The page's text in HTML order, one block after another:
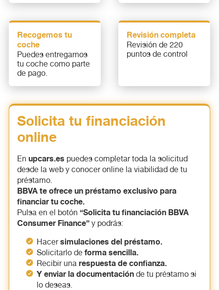
Recogemos tu
coche
Puedes entregarnos
tu coche como parte
de pago.
Revisión completa
Revisión de 220
puntos de control
Solicita tu financiación
online
En upcars.es puedes completar toda la solicitud
desde la web y conocer online la viabilidad de tu
préstamo.
BBVA te ofrece un préstamo exclusivo para
financiar tu coche.
Pulsa en el botón “Solicita tu financiación BBVA
Consumer Finance”y podrás:
Hacersimulaciones del préstamo.
Solicitarlo de forma sencilla.
Recibir una respuesta de confianza.
Y enviar la documentación de tu préstamo si
lo deseas.